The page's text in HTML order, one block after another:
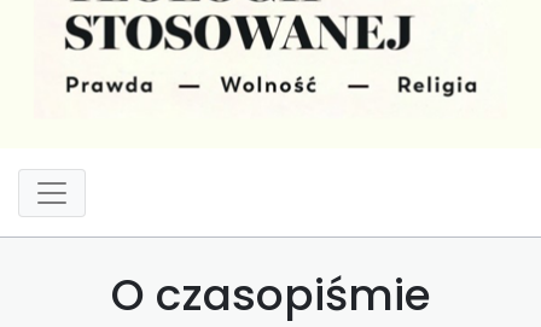
O czasopiśmie